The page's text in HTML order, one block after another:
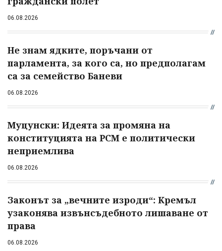
06.08.2026
Не знам ядките, поръчани от
парламента, за кого са, но предполагам
са за семейство Баневи
06.08.2026
Муцунски: Идеята за промяна на
конституцията на РСМ е политически
неприемлива
06.08.2026
Законът за „вечните изроди“: Кремъл
узаконява извънсъдебното лишаване от
права
06.08.2026